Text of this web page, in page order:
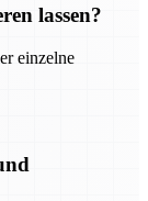
lassen?
einzelne